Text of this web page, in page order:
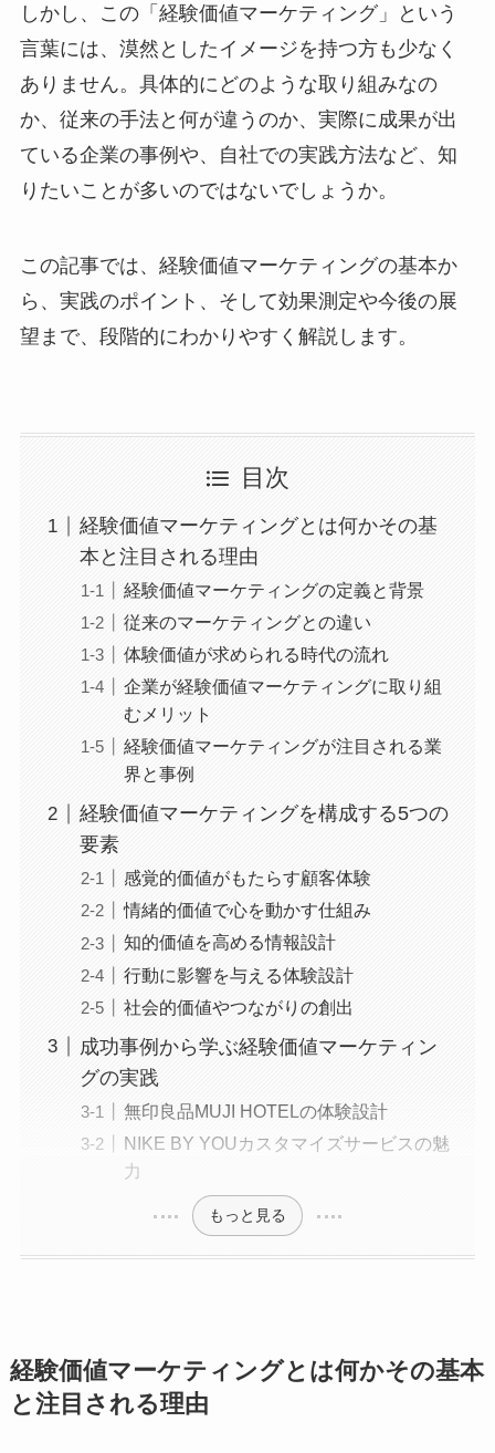
しかし、この「経験価値マーケティング」という
言葉には、漠然としたイメージを持つ方も少なく
ありません。具体的にどのような取り組みなの
か、従来の手法と何が違うのか、実際に成果が出
ている企業の事例や、自社での実践方法など、知
りたいことが多いのではないでしょうか。
この記事では、経験価値マーケティングの基本か
ら、実践のポイント、そして効果測定や今後の展
望まで、段階的にわかりやすく解説します。
目次
経験価値マーケティングとは何かその基
本と注目される理由
経験価値マーケティングの定義と背景
従来のマーケティングとの違い
体験価値が求められる時代の流れ
企業が経験価値マーケティングに取り組
むメリット
経験価値マーケティングが注目される業
界と事例
経験価値マーケティングを構成する5つの
要素
感覚的価値がもたらす顧客体験
情緒的価値で心を動かす仕組み
知的価値を高める情報設計
行動に影響を与える体験設計
社会的価値やつながりの創出
成功事例から学ぶ経験価値マーケティン
グの実践
無印良品MUJI HOTELの体験設計
NIKE BY YOUカスタマイズサービスの魅
力
もっと見る
経験価値マーケティングとは何かその基本
と注目される理由